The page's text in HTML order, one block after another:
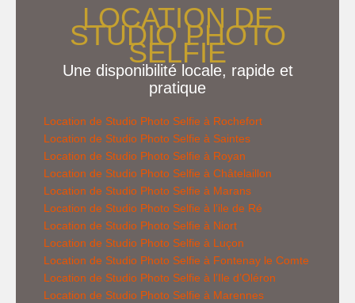
LOCATION DE
STUDIO PHOTO
SELFIE
Une disponibilité locale, rapide et
pratique
Location de Studio Photo Selfie à Rochefort
Location de Studio Photo Selfie à Saintes
Location de Studio Photo Selfie à Royan
Location de Studio Photo Selfie à Châtelaillon
Location de Studio Photo Selfie à Marans
Location de Studio Photo Selfie à l’ile de Ré
Location de Studio Photo Selfie à Niort
Location de Studio Photo Selfie à Luçon
Location de Studio Photo Selfie à Fontenay le Comte
Location de Studio Photo Selfie à l’Ile d’Oléron
Location de Studio Photo Selfie à Marennes